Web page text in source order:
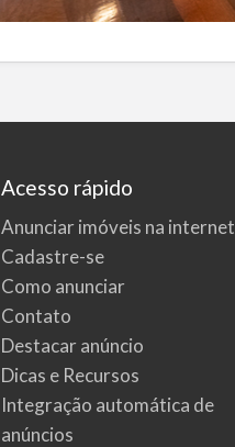
Acesso rápido
Anunciar imóveis na internet
Cadastre-se
Como anunciar
Contato
Destacar anúncio
Dicas e Recursos
Integração automática de
anúncios